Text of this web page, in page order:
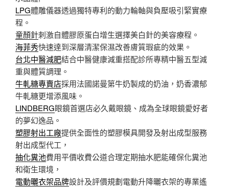
LPG體雕儀器透過獨特專利的動力輪軸與負壓吸引緊實療
程。
童顏針刺激自體膠原蛋白增生選擇美白針的美容療程。
海菲秀快速達到深層清潔保濕改善膚質瑕疵的效果。
台北中醫減肥結合中醫健康減重搭配診所專精中醫五型減
重與體質調理。
牛軋糖專賣店採用法國諾曼第牛奶製成的奶油，奶香濃郁
牛軋糖更增添風味。
LINDBERG眼鏡首選店必久戴眼鏡、成為全球眼鏡愛好者
的夢幻逸品。
塑膠射出工廠提供全面性的塑膠模具開發及射出成型服務
射出成型代工，
抽化糞池費用平價收費公道合理定期抽水肥能確保化糞池
和衛生環境，
電動曬衣架品牌設計及評價規劃電動升降曬衣架的專業遙